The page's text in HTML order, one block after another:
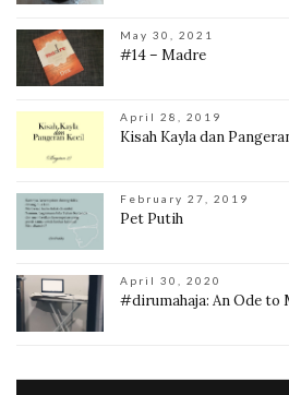
May 30, 2021
#14 – Madre
April 28, 2019
Kisah Kayla dan
February 27, 2019
Pet Putih
April 30, 2020
#dirumahaja: An Ode to